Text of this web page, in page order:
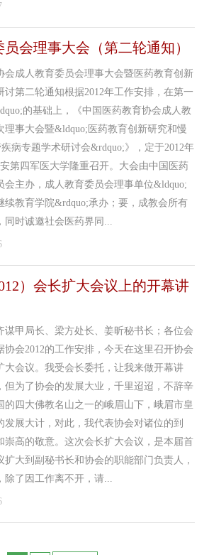
会理事大会（第二轮通知）
会成人教育委员会理事大会暨医药教育创新
讨第二轮通知根据2012年工作安排，在第一
的基础上，《中国医药教育协会成人教
理事大会暨&ldquo;医药教育创新研究和慢
病专题学术研讨会&rdquo;》，定于2012年
第四军医大学隆重召开。大会由中国医药
会主办，成人教育委员会理事单位&ldquo;
续教育学院&rdquo;承办；要，成教会所有
同时诚邀社会医药界同...
）会长扩大会议上的开幕讲
谋甲局长、梁方处长、姜昕秘书长；各位会
协会2012的工作安排，今天在这里召开协会
大会议。我受会长委托，让我来做开幕讲
但为了协会的发展大业，千里迢迢，不辞辛
的四大佛教名山之一的峨眉山下，峨眉市皇
发展大计，对此，我代表协会对诸位的到
崇高的敬意。这次会长扩大会议，是本届首
扩大到副秘书长和协会的职能部门负责人，
除了因工作离不开，请...